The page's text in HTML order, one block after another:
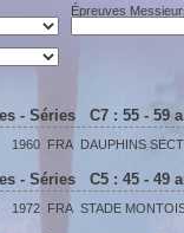
Épreuves
- Séries C7 : 55 - 59
1960 FRA DAUPHINS
- Séries C5 : 45 - 49
1972 FRA STADE